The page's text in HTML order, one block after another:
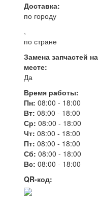
Доставка:
по городу
,
по стране
Замена запчастей на
месте:
Да
Время работы:
Пн: 08:00 - 18:00
Вт: 08:00 - 18:00
Ср: 08:00 - 18:00
Чт: 08:00 - 18:00
Пт: 08:00 - 18:00
Сб: 08:00 - 18:00
Вс: 08:00 - 18:00
QR-код: